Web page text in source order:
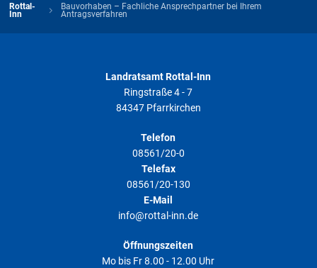
Rottal-
Inn
Bauvorhaben – Fachliche Ansprechpartner bei Ihrem
Antragsverfahren
Landratsamt Rottal-Inn
Ringstraße 4 - 7
84347 Pfarrkirchen
Telefon
08561/20-0
Telefax
08561/20-130
E-Mail
info@rottal-inn.de
Öffnungszeiten
Mo bis Fr 8.00 - 12.00 Uhr